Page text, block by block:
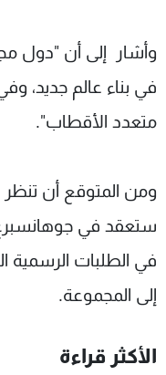
وأشار إلى أن "دول
في بناء عالم جديد،
متعدد الأقطاب".
ومن المتوقع أن
في الطلبات الرسمية
إلى المجموعة.
الأكثر قراءة